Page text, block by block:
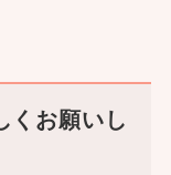
くお願いし